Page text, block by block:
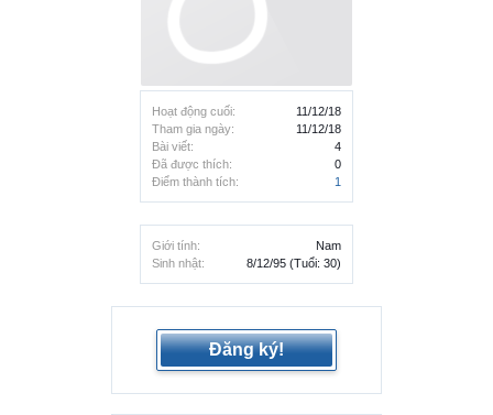
Hoạt động cuối:
11/12/18
Tham gia ngày:
11/12/18
Bài viết:
4
Đã được thích:
0
Điểm thành tích:
1
Giới tính:
Nam
Sinh nhật:
8/12/95 (Tuổi: 30)
Đăng ký!